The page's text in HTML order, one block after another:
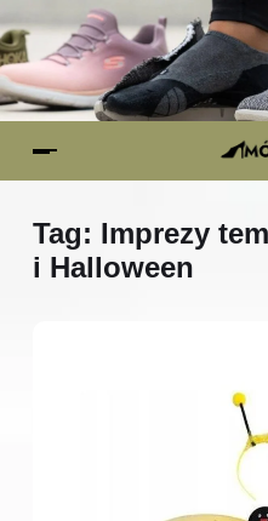
Tag: Imprezy
i Halloween